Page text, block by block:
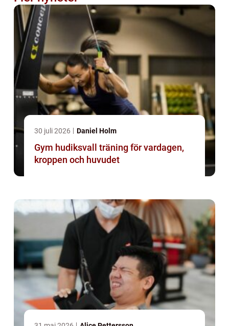
30 juli 2026 Daniel Holm
Gym hudiksvall träning för vardagen,
kroppen och huvudet